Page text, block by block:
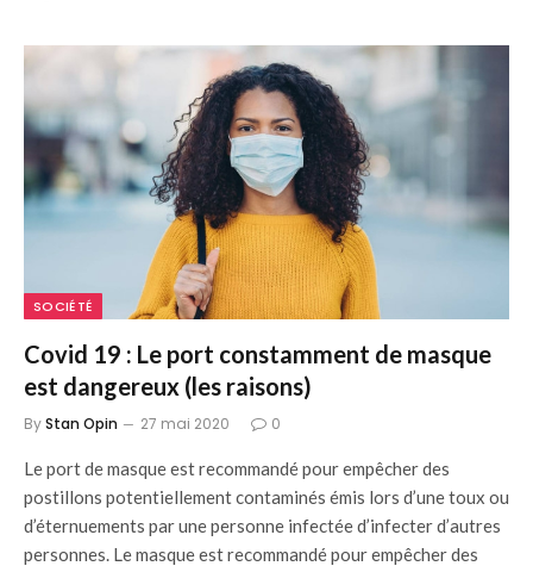
SOCIÉTÉ
Covid 19 : Le port constamment de masque
est dangereux (les raisons)
ByStan Opin 27 mai 2020 0
Le port de masque est recommandé pour empêcher des
postillons potentiellement contaminés émis lors d’une toux ou
d’éternuements par une personne infectée d’infecter d’autres
personnes. Le masque est recommandé pour empêcher des